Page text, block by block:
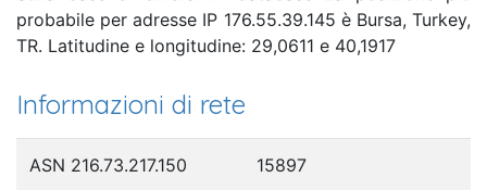
probabile per adresse IP 176.55.39.145 è Bursa, Turkey,
TR. Latitudine e longitudine: 29,0611 e 40,1917
Informazioni di rete
ASN 216.73.217.150 15897